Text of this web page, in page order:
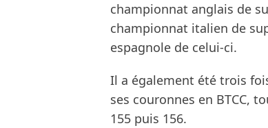
championnat anglais de
championnat italien de
espagnole de celui-ci.
Il a également été trois
ses couronnes en BTCC,
155 puis 156.